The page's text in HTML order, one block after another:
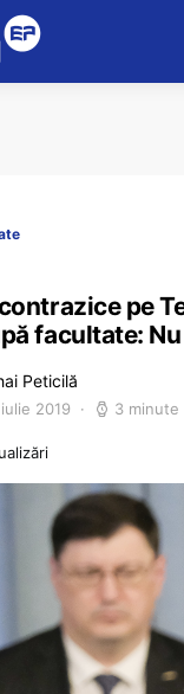
pe
facultate:
Peticilă
2019 3 minute